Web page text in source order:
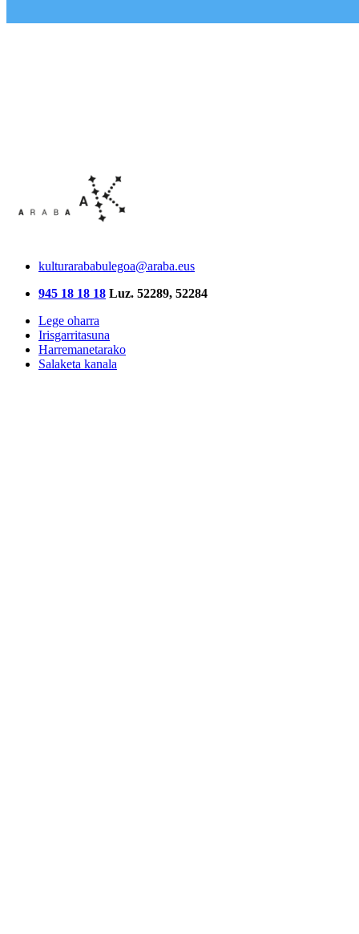
kulturarababulegoa@araba.eus
945 18 18 18 Luz. 52289, 52284
Lege oharra
Irisgarritasuna
Harremanetarako
Salaketa kanala